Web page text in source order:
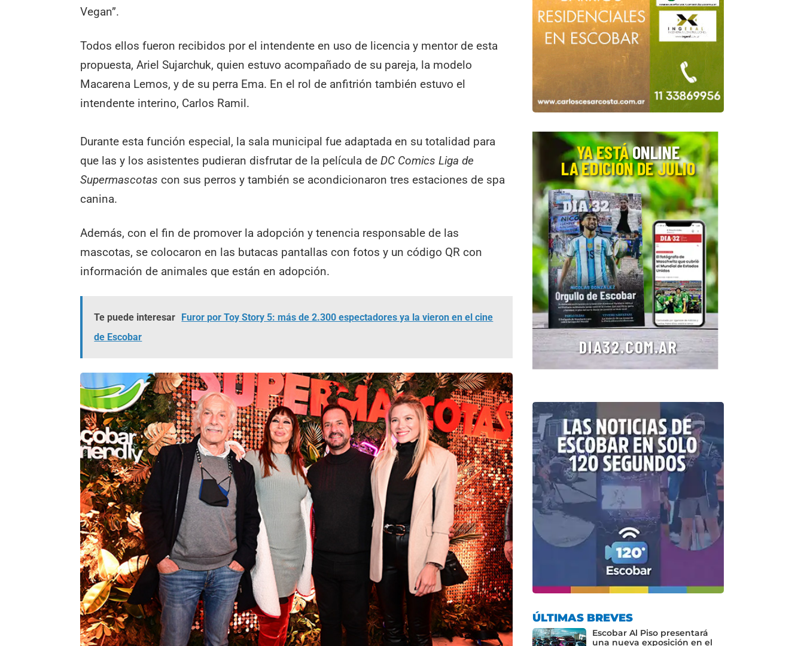
Vegan”.
Todos ellos fueron recibidos por el intendente en uso de licencia y mentor de esta
propuesta, Ariel Sujarchuk, quien estuvo acompañado de su pareja, la modelo
Macarena Lemos, y de su perra Ema. En el rol de anfitrión también estuvo el
intendente interino, Carlos Ramil.
Durante esta función especial, la sala municipal fue adaptada en su totalidad para
que las y los asistentes pudieran disfrutar de la película deDC Comics Liga de
Supermascotas con sus perros y también se acondicionaron tres estaciones de spa
canina.
Además, con el fin de promover la adopción y tenencia responsable de las
mascotas, se colocaron en las butacas pantallas con fotos y un código QR con
información de animales que están en adopción.
Te puede interesar Furor por Toy Story 5: más de 2.300 espectadores ya la vieron en el cine
de Escobar
ÚLTIMAS BREVES
Escobar Al Piso presentará
una nueva exposición en el